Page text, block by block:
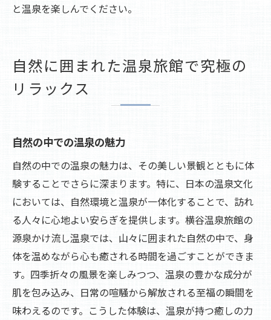
と温泉を楽しんでください。
自然に囲まれた温泉旅館で究極の
リラックス
自然の中での温泉の魅力
自然の中での温泉の魅力は、その美しい景観とともに体
験することでさらに深まります。特に、日本の温泉文化
においては、自然環境と温泉が一体化することで、訪れ
る人々に心地よい安らぎを提供します。横谷温泉旅館の
源泉かけ流し温泉では、山々に囲まれた自然の中で、身
体を温めながら心も癒される時間を過ごすことができま
す。四季折々の風景を楽しみつつ、温泉の豊かな成分が
肌を包み込み、日常の喧騒から解放される至福の瞬間を
味わえるのです。こうした体験は、温泉が持つ癒しの力